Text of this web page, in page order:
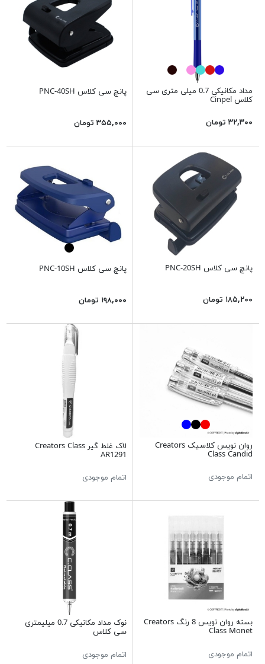
مداد مکانیکی 0.7 میلی متری سی
کلاس Cinpel
۳۲,۳۰۰ تومان
پانچ سی کلاس PNC-40SH
۳۵۵,۰۰۰ تومان
پانچ سی کلاس PNC-20SH
۱۸۵,۲۰۰ تومان
پانچ سی کلاس PNC-10SH
۱۹۸,۰۰۰ تومان
روان نویس کلاسیک Creators
Class Candid
اتمام موجودی
لاک غلط گیر Creators Class
AR1291
اتمام موجودی
بسته روان نویس 8 رنگ Creators
Class Monet
اتمام موجودی
نوک مداد مکانیکی 0.7 میلیمتری
سی کلاس
اتمام موجودی